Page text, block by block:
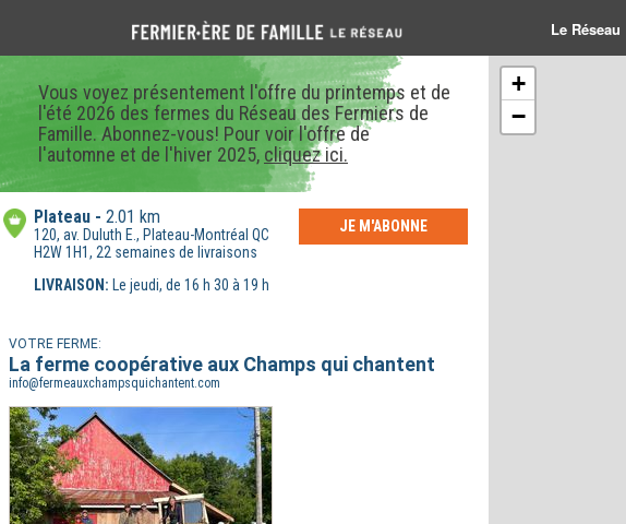
Le Réseau
Vous voyez présentement l'offre du printemps et de
l'été 2026 des fermes du Réseau des Fermiers de
Famille. Abonnez-vous! Pour voir l'offre de
l'automne et de l'hiver 2025, cliquez ici.
Plateau 2.01 km
120, av. Duluth E., Plateau-Montréal QC
H2W 1H1, 22 semaines de livraisons
LIVRAISON:
Le jeudi, de 16 h 30 à 19 h
JE M'ABONNE
VOTRE FERME:
La ferme coopérative aux Champs qui chantent
info@fermeauxchampsquichantent.com
+
−